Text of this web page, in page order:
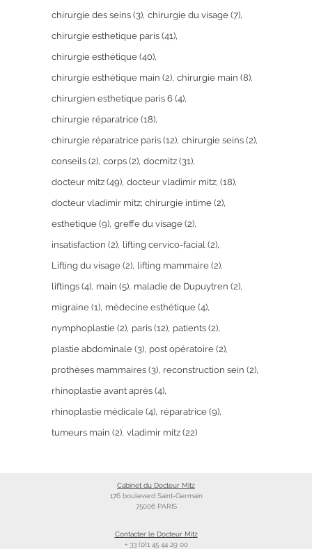
chirurgie des seins (3) chirurgie du visage (7)
chirurgie esthetique paris (41)
chirurgie esthétique (40)
chirurgie esthétique main (2) chirurgie main (8)
chirurgien esthetique paris 6 (4)
chirurgie réparatrice (18)
chirurgie réparatrice paris (12) chirurgie seins (2)
conseils (2) corps (2) docmitz (31)
docteur mitz (49) docteur vladimir mitz; (18)
docteur vladimir mitz; chirurgie intime (2)
esthetique (9) greffe du visage (2)
insatisfaction (2) lifting cervico-facial (2)
Lifting du visage (2) lifting mammaire (2)
liftings (4) main (5) maladie de Dupuytren (2)
migraine (1) médecine esthétique (4)
nymphoplastie (2) paris (12) patients (2)
plastie abdominale (3) post opératoire (2)
prothèses mammaires (3) reconstruction sein (2)
rhinoplastie avant après (4)
rhinoplastie médicale (4) réparatrice (9)
tumeurs main (2) vladimir mitz (22)
Cabinet du Docteur Mitz
176 boulevard Saint-Germain
75006 PARIS
Contacter le Docteur Mitz
+ 33 (0)1 45 44 29 00